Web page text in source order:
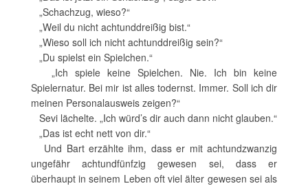
„Schachzug, wieso?“
„Weil du nicht achtunddreißig bist.“
„Wieso soll ich nicht achtunddreißig sein?“
„Du spielst ein Spielchen.“
„Ich spiele keine Spielchen. Nie. Ich bin keine
Spielernatur. Bei mir ist alles todernst. Immer. Soll ich dir
meinen Personalausweis zeigen?“
Sevi lächelte. „Ich würd’s dir auch dann nicht glauben.“
„Das ist echt nett von dir.“
Und Bart erzählte ihm, dass er mit achtundzwanzig
ungefähr achtundfünfzig gewesen sei, dass er
überhaupt in seinem Leben oft viel älter gewesen sei als